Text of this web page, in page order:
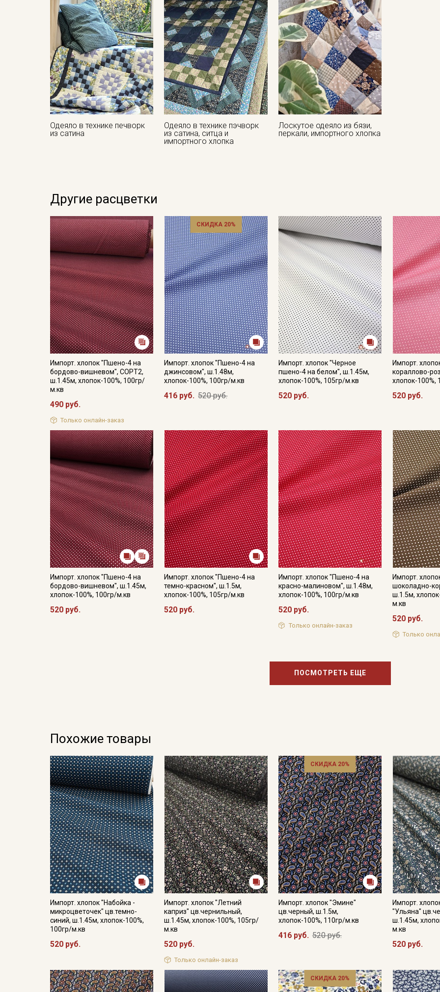
Одеяло в технике печворк
из сатина
Одеяло в технике пэчворк
из сатина, ситца и
импортного хлопка
Лоскутое одеяло из бязи,
перкали, импортного хлопка
Другие расцветки
Импорт. хлопок "Пшено-4 на
бордово-вишневом", СОРТ2,
ш.1.45м, хлопок-100%, 100гр/
м.кв
490 руб.
Только онлайн-заказ
СКИДКА 20%
Импорт. хлопок "Пшено-4 на
джинсовом", ш.1.48м,
хлопок-100%, 100гр/м.кв
416 руб. 520 руб.
Импорт. хлопок "Черное
пшено-4 на белом", ш.1.45м,
хлопок-100%, 105гр/м.кв
520 руб.
Импорт.
кораллово-
хлопок-100%,
520 руб.
Импорт. хлопок "Пшено-4 на
бордово-вишневом", ш.1.45м,
хлопок-100%, 100гр/м.кв
520 руб.
Импорт. хлопок "Пшено-4 на
темно-красном", ш.1.5м,
хлопок-100%, 105гр/м.кв
520 руб.
Импорт. хлопок "Пшено-4 на
красно-малиновом", ш.1.48м,
хлопок-100%, 100гр/м.кв
520 руб.
Только онлайн-заказ
Импорт.
шоколадно-
ш.1.5м,
м.кв
520 руб.
Только
ПОСМОТРЕТЬ ЕЩЕ
Похожие товары
Импорт. хлопок "Набойка -
микроцветочек" цв.темно-
синий, ш.1.45м, хлопок-100%,
100гр/м.кв
520 руб.
Импорт. хлопок "Летний
каприз" цв.чернильный,
ш.1.45м, хлопок-100%, 105гр/
м.кв
520 руб.
Только онлайн-заказ
СКИДКА 20%
Импорт. хлопок "Эмине"
цв.черный, ш.1.5м,
хлопок-100%, 110гр/м.кв
416 руб. 520 руб.
Импорт.
"Ульяна"
ш.1.45м,
м.кв
520 руб.
СКИДКА 20%
Секретная рассылка от
Купава
Мы публикуем здесь дополнительные
промокоды и скидки до 30% на узкие
категории тканей
Электронная почта
Подписаться
Ознакомлен(а) сПолитикой обработки персональных
информационных рассылок